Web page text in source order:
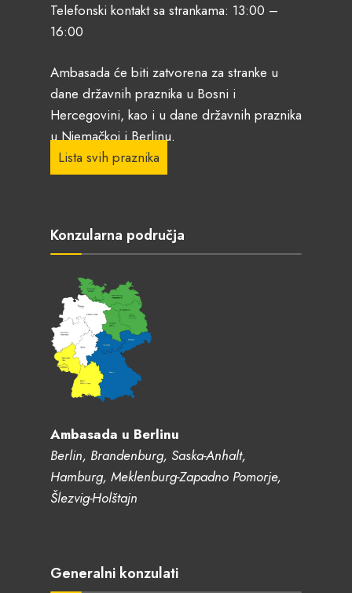
Telefonski kontakt sa strankama: 13:00 –
16:00
Ambasada će biti zatvorena za stranke u
dane državnih praznika u Bosni i
Hercegovini, kao i u dane državnih praznika
u Njemačkoj i Berlinu.
Lista svih praznika
Konzularna područja
Ambasada u Berlinu
Berlin, Brandenburg, Saska-Anhalt,
Hamburg, Meklenburg-Zapadno Pomorje,
Šlezvig-Holštajn
Generalni konzulati